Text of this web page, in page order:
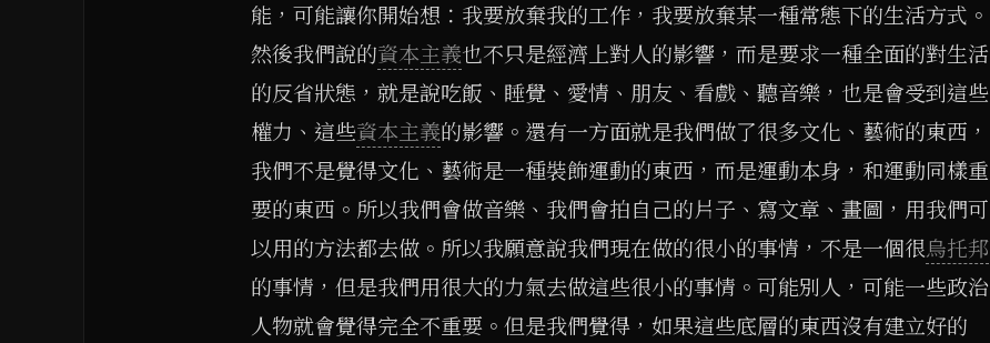
能，可能讓你開始想：我要放棄我的工作，我要放棄某一種常態下的生活方式。
然後我們說的資本主義也不只是經濟上對人的影響，而是要求一種全面的對生活
的反省狀態，就是說吃飯、睡覺、愛情、朋友、看戲、聽音樂，也是會受到這些
權力、這些資本主義的影響。還有一方面就是我們做了很多文化、藝術的東西，
我們不是覺得文化、藝術是一種裝飾運動的東西，而是運動本身，和運動同樣重
要的東西。所以我們會做音樂、我們會拍自己的片子、寫文章、畫圖，用我們可
以用的方法都去做。所以我願意說我們現在做的很小的事情，不是一個很烏托邦
的事情，但是我們用很大的力氣去做這些很小的事情。可能別人，可能一些政治
人物就會覺得完全不重要。但是我們覺得，如果這些底層的東西沒有建立好的